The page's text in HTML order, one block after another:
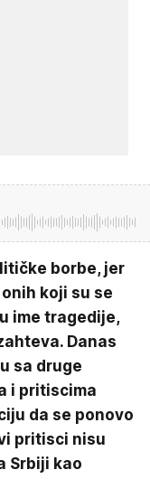
borbe, jer
koji su se
ime tragedije,
Danas
sa druge
i pritiscima
da se ponovo
pritisci nisu
Srbiji kao